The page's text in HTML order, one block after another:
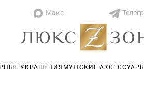
Макс
УКРАШЕНИЯ МУЖСКИЕ АКСЕССУАРЫ